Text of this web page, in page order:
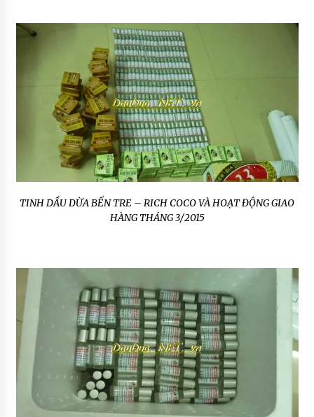
TINH DẦU DỪA BẾN TRE – RICH COCO VÀ HOẠT ĐỘNG GIAO
HÀNG THÁNG 3/2015